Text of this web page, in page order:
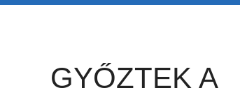
GYŐZTEK A